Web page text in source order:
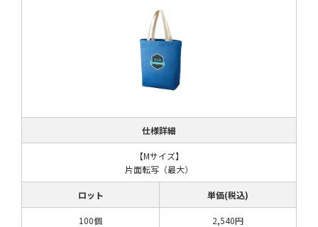
仕様詳細
【Mサイズ】
片面転写（最大）
ロット 単価(税込)
100個 2,540円